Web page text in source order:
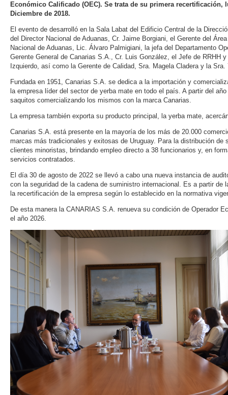
Económico Calificado (OEC). Se trata de su primera
Diciembre de 2018.
El evento de desarrolló en la Sala Labat del Edificio Central de la
del Director Nacional de Aduanas, Cr. Jaime Borgiani, el Gerente del
Nacional de Aduanas, Lic. Álvaro Palmigiani, la jefa del Departamento
Gerente General de Canarias S.A., Cr. Luis González, el Jefe de RRHH
Izquierdo, así como la Gerente de Calidad, Sra. Magela Cladera y la
Fundada en 1951, Canarias S.A. se dedica a la importación y
la empresa líder del sector de yerba mate en todo el país. A partir del
saquitos comercializando los mismos con la marca Canarias.
La empresa también exporta su producto principal, la yerba mate,
Canarias S.A. está presente en la mayoría de los más de 20.000
marcas más tradicionales y exitosas de Uruguay. Para la distribución de
clientes minoristas, brindando empleo directo a 38 funcionarios y, en
servicios contratados.
El día 30 de agosto de 2022 se llevó a cabo una nueva instancia de
con la seguridad de la cadena de suministro internacional. Es a partir de
la recertificación de la empresa según lo establecido en la normativa
De esta manera la CANARIAS S.A. renueva su condición de Operador
el año 2026.